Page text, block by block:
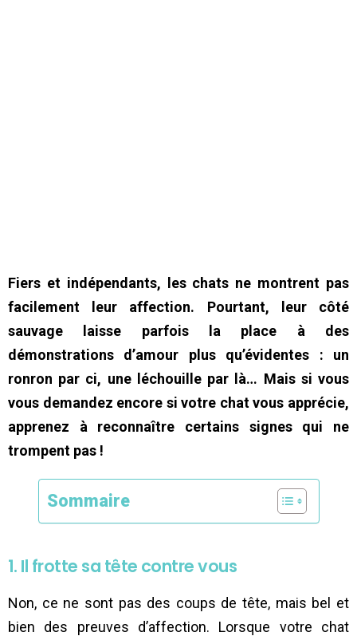
Fiers et indépendants, les chats ne montrent pas
facilement leur affection. Pourtant, leur côté
sauvage laisse parfois la place à des
démonstrations d’amour plus qu’évidentes : un
ronron par ci, une léchouille par là… Mais si vous
vous demandez encore si votre chat vous apprécie,
apprenez à reconnaître certains signes qui ne
trompent pas !
Sommaire
1. Il frotte sa tête contre vous
Non, ce ne sont pas des coups de tête, mais bel et
bien des preuves d’affection. Lorsque votre chat